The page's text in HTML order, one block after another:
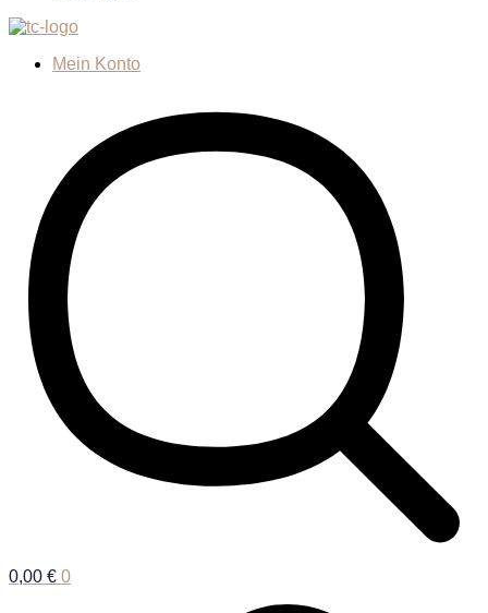
Mein Konto
0,00 € 0